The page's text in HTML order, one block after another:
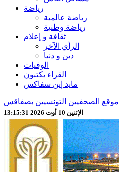
رياضة
رياضة عالمية
رياضة وطنية
ثقافة و إعلام
الرأي الآخر
دين و دنيا
الوفيات
القراء يكتبون
مايد إين سفاكس
موقع الصحفيين التونسيين بصفاقس
الإثنين 10 أوت 2026 13:15:33